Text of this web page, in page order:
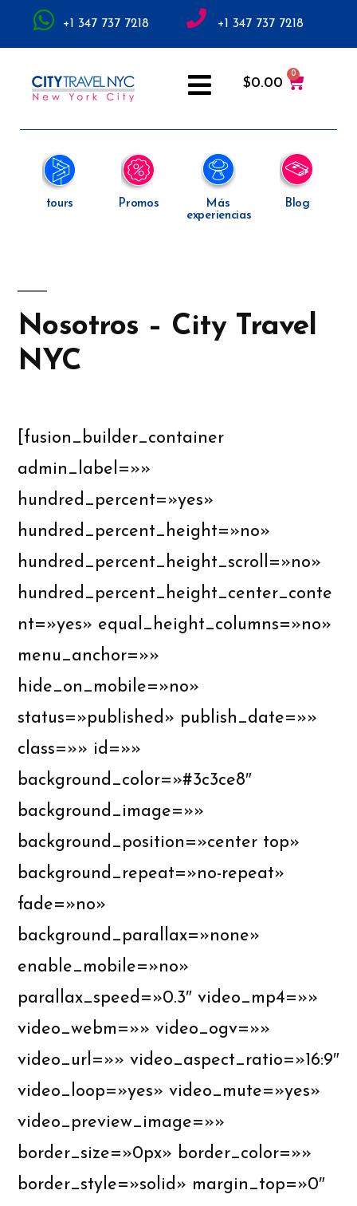
+1 347 737 7218 +1 347 737 7218
$0.00
tours Promos
Más
experiencias
Blog
Nosotros – City Travel
NYC
[fusion_builder_container
admin_label=»»
hundred_percent=»yes»
hundred_percent_height=»no»
hundred_percent_height_scroll=»no»
hundred_percent_height_center_conte
nt=»yes» equal_height_columns=»no»
menu_anchor=»»
hide_on_mobile=»no»
status=»published» publish_date=»»
class=»» id=»»
background_color=»#3c3ce8″
background_image=»»
background_position=»center top»
background_repeat=»no-repeat»
fade=»no»
background_parallax=»none»
enable_mobile=»no»
parallax_speed=»0.3″ video_mp4=»»
video_webm=»» video_ogv=»»
video_url=»» video_aspect_ratio=»16:9″
video_loop=»yes» video_mute=»yes»
video_preview_image=»»
border_size=»0px» border_color=»»
border_style=»solid» margin_top=»0″